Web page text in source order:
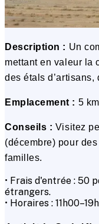
Description : Un
mettant en valeur la
des étals
Emplacement : 5
Conseils : Visitez
(décembre) pour
familles.
• Frais d'entrée : ₹50
étrangers.
• Horaires :